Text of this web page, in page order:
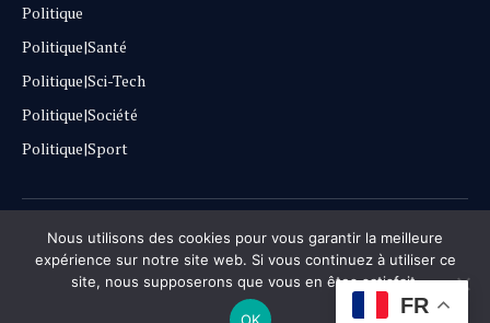
Politique
Politique|Santé
Politique|Sci-Tech
Politique|Société
Politique|Sport
Copyright © 2025Lehautpanel
Confidentialité Contact Don
FR
Nous utilisons des cookies pour vous garantir la meilleure
expérience sur notre site web. Si vous continuez à utiliser ce
site, nous supposerons que vous en êtes satisfait.
OK